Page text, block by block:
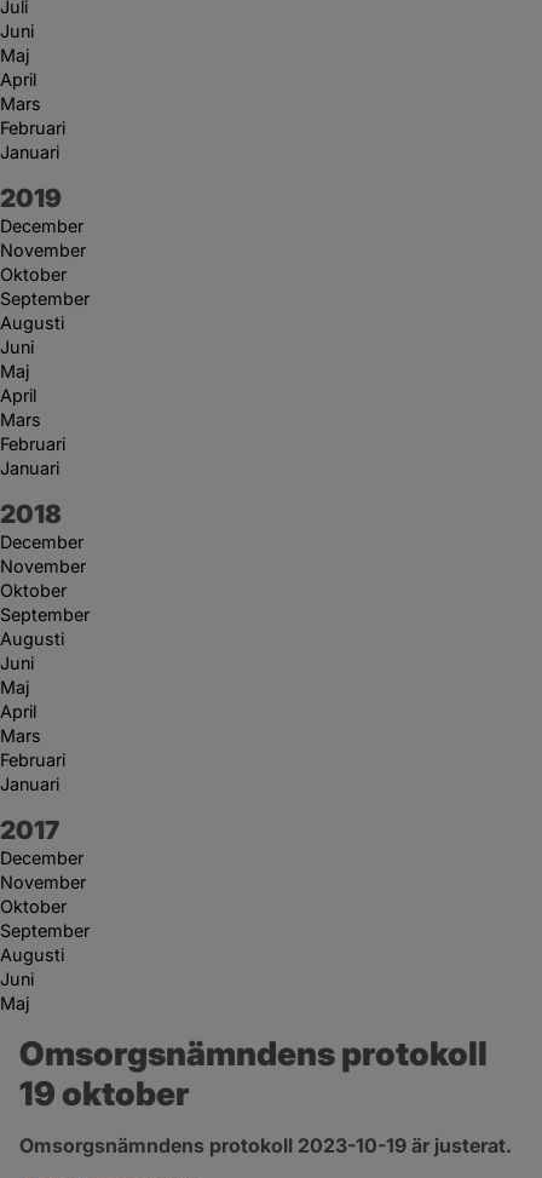
Juli
Juni
Maj
April
Mars
Februari
Januari
År:
2019
December
November
Oktober
September
Augusti
Juni
Maj
April
Mars
Februari
Januari
År:
2018
December
November
Oktober
September
Augusti
Juni
Maj
April
Mars
Februari
Januari
År:
2017
December
November
Oktober
September
Augusti
Juni
Maj
Omsorgsnämndens protokoll
19 oktober
Omsorgsnämndens protokoll 2023-10-19 är justerat.